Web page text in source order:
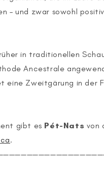
– und zwar sowohl
in traditionellen
Ancestrale
eine Zweitgärung in der
gibt es Pét-Nats von
.